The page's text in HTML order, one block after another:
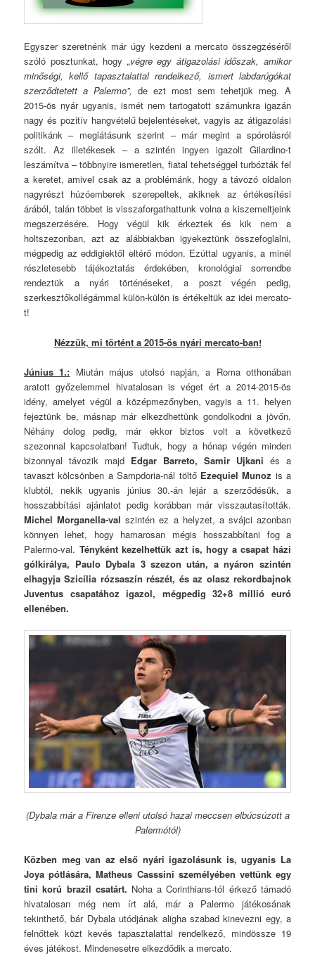
Egyszer szeretnénk már úgy kezdeni a mercato összegzéséről
szóló posztunkat, hogy „végre egy átigazolási időszak, amikor
minőségi, kellő tapasztalattal rendelkező, ismert labdarúgókat
szerződtetett a Palermo”,de ezt most sem tehetjük meg. A
2015-ös nyár ugyanis, ismét nem tartogatott számunkra igazán
nagy és pozitív hangvételű bejelentéseket, vagyis az átigazolási
politikánk – meglátásunk szerint – már megint a spórolásról
szólt. Az illetékesek – a szintén ingyen igazolt Gilardino-t
leszámítva – többnyire ismeretlen, fiatal tehetséggel turbózták fel
a keretet, amivel csak az a problémánk, hogy a távozó oldalon
nagyrészt húzóemberek szerepeltek, akiknek az értékesítési
árából, talán többet is visszaforgathattunk volna a kiszemeltjeink
megszerzésére. Hogy végül kik érkeztek és kik nem a
holtszezonban, azt az alábbiakban igyekeztünk összefoglalni,
mégpedig az eddigiektől eltérő módon. Ezúttal ugyanis, a minél
részletesebb tájékoztatás érdekében, kronológiai sorrendbe
rendeztük a nyári történéseket, a poszt végén pedig,
szerkesztőkollégámmal külön-külön is értékeltük az idei mercato-
t!
Nézzük, mi történt a 2015-ös nyári mercato-ban!
Június 1.: Miután május utolsó napján, a Roma otthonában
aratott győzelemmel hivatalosan is véget ért a 2014-2015-ös
idény, amelyet végül a középmezőnyben, vagyis a 11. helyen
fejeztünk be, másnap már elkezdhettünk gondolkodni a jövőn.
Néhány dolog pedig, már ekkor biztos volt a következő
szezonnal kapcsolatban! Tudtuk, hogy a hónap végén minden
bizonnyal távozik majd Edgar Barreto, Samir Ujkani és a
tavaszt kölcsönben a Sampdoria-nál töltő Ezequiel Munoz is a
klubtól, nekik ugyanis június 30.-án lejár a szerződésük, a
hosszabbítási ajánlatot pedig korábban már visszautasították.
Michel Morganella-val szintén ez a helyzet, a svájci azonban
könnyen lehet, hogy hamarosan mégis hosszabbítani fog a
Palermo-val. Tényként kezelhettük azt is, hogy a csapat házi
gólkirálya, Paulo Dybala 3 szezon után, a nyáron szintén
elhagyja Szicília rózsaszín részét, és az olasz rekordbajnok
Juventus csapatához igazol, mégpedig 32+8 millió euró
ellenében.
(Dybala már a Firenze elleni utolsó hazai meccsen elbúcsúzott a
Palermótól)
Közben meg van az első nyári igazolásunk is, ugyanis La
Joya pótlására, Matheus Casssini személyében vettünk egy
tini korú brazil csatárt. Noha a Corinthians-tól érkező támadó
hivatalosan még nem írt alá, már a Palermo játékosának
tekinthető, bár Dybala utódjának aligha szabad kinevezni egy, a
felnőttek közt kevés tapasztalattal rendelkező, mindössze 19
éves játékost. Mindenesetre elkezdődik a mercato.